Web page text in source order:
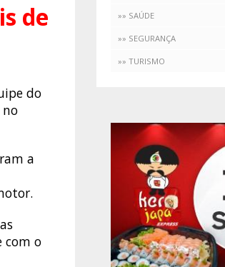
de
do
a
com o
»» SAÚDE
»» SEGURANÇA
»» TURISMO